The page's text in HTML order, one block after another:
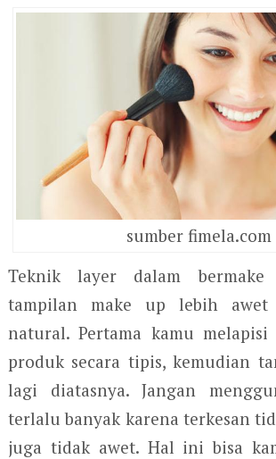
sumber fimela.com
Teknik layer dalam bermake
tampilan make up lebih awet
natural. Pertama kamu melapisi
produk secara tipis, kemudian
lagi diatasnya. Jangan
terlalu banyak karena terkesan
juga tidak awet. Hal ini bisa